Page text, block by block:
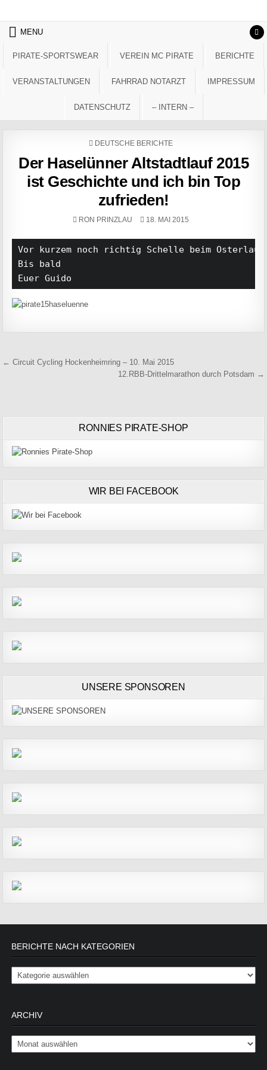
MENU
PIRATE-SPORTSWEAR VEREIN MC PIRATE BERICHTE
VERANSTALTUNGEN FAHRRAD NOTARZT IMPRESSUM
DATENSCHUTZ – INTERN –
POSTED IN
DEUTSCHE BERICHTE
Der Haselünner Altstadtlauf 2015
ist Geschichte und ich bin Top
zufrieden!
AUTHOR:
RON PRINZLAU PUBLISHED DATE:
18. MAI 2015
Vor kurzem noch richtig Schelle beim
Bis bald
Euer Guido
Beitragsnavigation
← Circuit Cycling Hockenheimring – 10. Mai 2015
12.RBB-Drittelmarathon durch Potsdam →
RONNIES PIRATE-SHOP
WIR BEI FACEBOOK
UNSERE SPONSOREN
BERICHTE NACH KATEGORIEN
Berichte nach Kategorien
ARCHIV
Archiv